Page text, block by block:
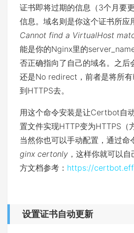
证书即将过期的信息（3个月要
信息。域名则是你这个证书所应
Cannot find a VirtualHost
能是你的Nginx里的
否正确指向了自己的域名。之
还是No redirect，前者是将所有
到HTTPS去。
用这个命令安装是让Certbot自
置文件实现HTTP变为HTTPS（
当然你也可以手动配置，通过命
ginx certonly ，这样你就可以
方文档参考： https://
设置证书自动更新